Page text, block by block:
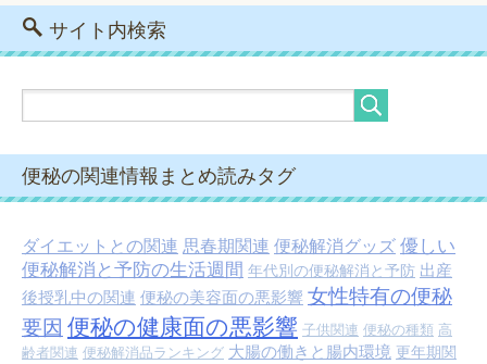
サイト内検索
便秘の関連情報まとめ読みタグ
ダイエットとの関連 思春期関連 便秘解消グッズ 優しい
便秘解消と予防の生活週間 年代別の便秘解消と予防 出産
後授乳中の関連 便秘の美容面の悪影響 女性特有の便秘
要因 便秘の健康面の悪影響 子供関連 便秘の種類 高
齢者関連 便秘解消品ランキング 大腸の働きと腸内環境 更年期関